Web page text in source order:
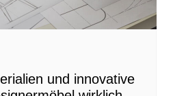
und innovative